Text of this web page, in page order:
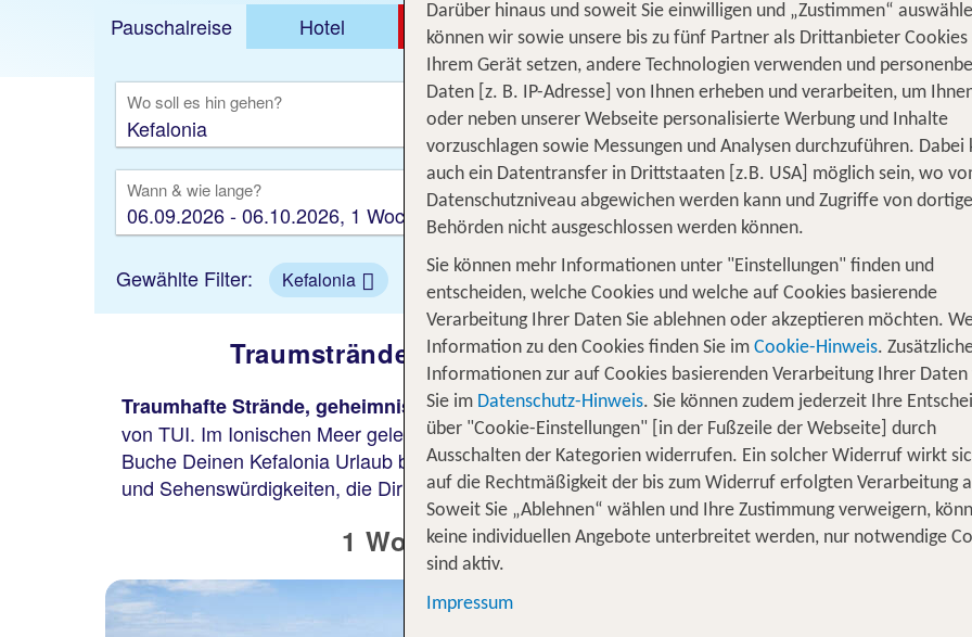
Pauschalreise Hotel DEALS Flug Ferienhaus Mietwagen
Ausflüge
Camper Privattransfer
Wo soll es hin gehen? Von wo?
Beliebig
Wann & wie lange?
06.09.2026 - 06.10.2026, 1 Woche
Wer reist mit?
2 Erwachsene
Gewählte Filter: Kefalonia
Traumstrände und idyllische Fischerdörfer – ab nach
Traumhafte Strände, geheimnisvolle Höhlenundbezaubernde Dörfer– entdecke die
von TUI. Im Ionischen Meer gelegen, verzaubert Kefalonia mit ihrer Schönheit jeden Besucher
Buche Deinen Kefalonia Urlaub bei TUI und verbringe entspannte Stunden am kristallklaren
und Sehenswürdigkeiten, die Dir eine unvergessliche Reise bescheren werden.
1 Woche Kefalonia Urlaub inkl. Flug - Unsere
Darüber hinaus und soweit Sie einwilligen und „Zustimmen“
können wir sowie unsere bis zu fünf Partner als Drittanbieter Cookies
Ihrem Gerät setzen, andere Technologien verwenden und
Daten [z. B. IP-Adresse] von Ihnen erheben und verarbeiten, um
oder neben unserer Webseite personalisierte Werbung und Inhalte
vorzuschlagen sowie Messungen und Analysen durchzuführen. Dabei
auch ein Datentransfer in Drittstaaten [z.B. USA] möglich sein, wo
Datenschutzniveau abgewichen werden kann und Zugriffe von
Behörden nicht ausgeschlossen werden können.
Sie können mehr Informationen unter "Einstellungen" finden und
entscheiden, welche Cookies und welche auf Cookies basierende
Verarbeitung Ihrer Daten Sie ablehnen oder akzeptieren möchten.
Information zu den Cookies finden Sie im Cookie-Hinweis.
Informationen zur auf Cookies basierenden Verarbeitung Ihrer
Sie im Datenschutz-Hinweis. Sie können zudem jederzeit Ihre
über "Cookie-Einstellungen" [in der Fußzeile der Webseite] durch
Ausschalten der Kategorien widerrufen. Ein solcher Widerruf wirkt
auf die Rechtmäßigkeit der bis zum Widerruf erfolgten Verarbeitung
Soweit Sie „Ablehnen“ wählen und Ihre Zustimmung verweigern,
keine individuellen Angebote unterbreitet werden, nur notwendige
sind aktiv.
Impressum